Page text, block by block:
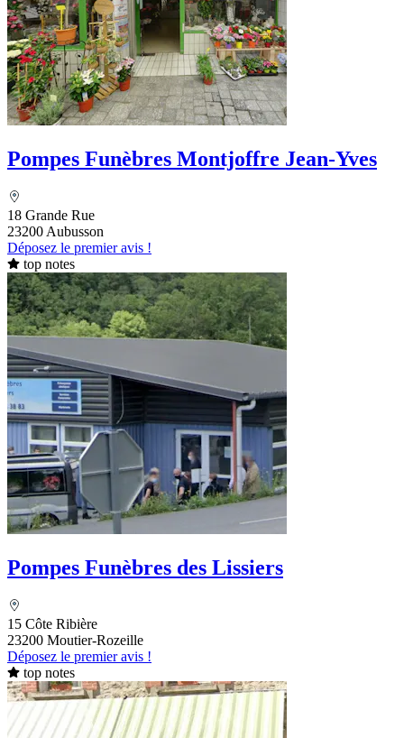
Pompes Funèbres Montjoffre Jean-Yves
18 Grande Rue
23200 Aubusson
Déposez le premier avis !
top notes
Pompes Funèbres des Lissiers
15 Côte Ribière
23200 Moutier-Rozeille
Déposez le premier avis !
top notes